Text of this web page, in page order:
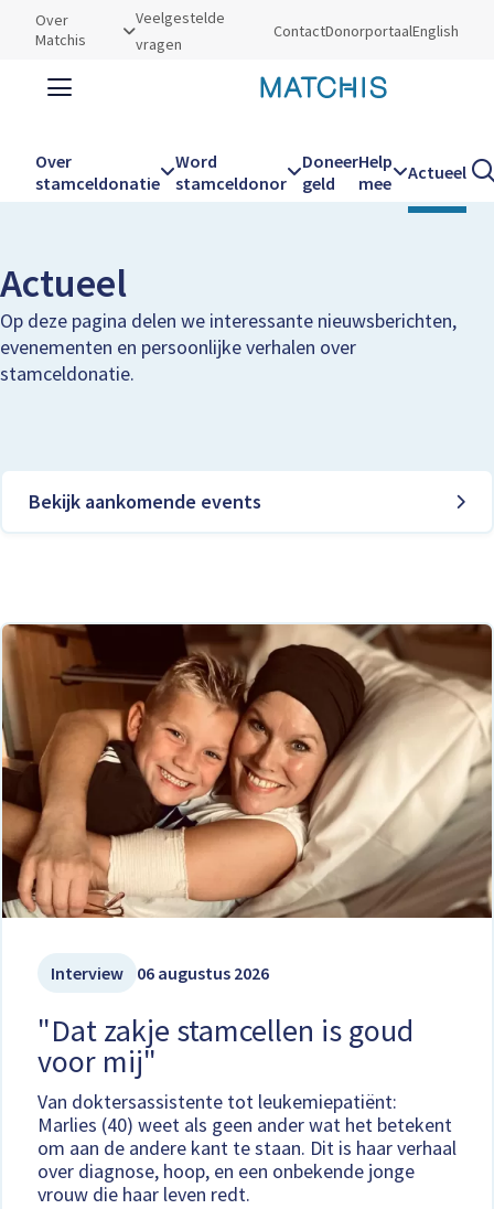
Utilities
Over
Matchis
Veelgestelde
vragen
ContactDonorportaalEnglish
Over
stamceldonatie
Word
stamceldonor
Doneer
geld
Help
mee
Actueel
Kruimelpad
Home Actueel
Actueel
Op deze pagina delen we interessante nieuwsberichten,
evenementen en persoonlijke verhalen over
stamceldonatie.
Bekijk aankomende events
Interview 06 augustus 2026
"Dat zakje stamcellen is goud
voor mij"
Van doktersassistente tot leukemiepatiënt:
Marlies (40) weet als geen ander wat het betekent
om aan de andere kant te staan. Dit is haar verhaal
over diagnose, hoop, en een onbekende jonge
vrouw die haar leven redt.